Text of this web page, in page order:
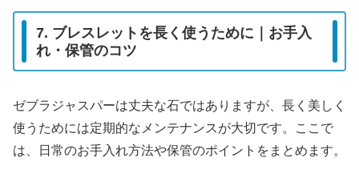
7. ブレスレットを長く使うために｜お手入
れ・保管のコツ
ゼブラジャスパーは丈夫な石ではありますが、長く美しく
使うためには定期的なメンテナンスが大切です。ここで
は、日常のお手入れ方法や保管のポイントをまとめます。